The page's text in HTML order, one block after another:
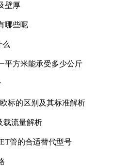
壁厚
哪些呢
么
平方米能承受多少公斤
标的区别及其标准解析
载流量解析
管的合适替代型号